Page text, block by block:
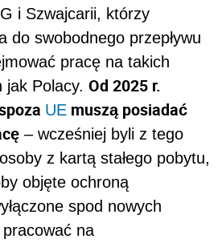
i Szwajcarii, którzy
do swobodnego przepływu
pracę na takich
jak Polacy. Od 2025 r.
UE muszą posiadać
– wcześniej byli z tego
z kartą stałego pobytu,
objęte ochroną
spod nowych
na